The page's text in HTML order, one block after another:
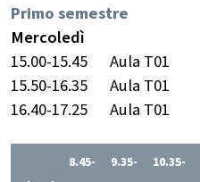
Primo semestre
Mercoledì
15.00-15.45
Aula T01
15.50-16.35
Aula T01
16.40-17.25
Aula T01
8.45-
9.35-
10.35-